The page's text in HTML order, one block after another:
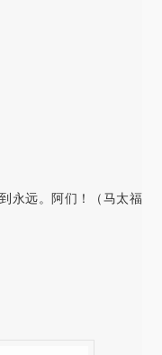
永远。阿们！（马太福